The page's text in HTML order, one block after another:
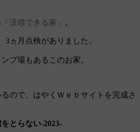
「没頭できる家」 。
3ヵ月点検がありました。
プ場もあるこのお家。
ので、はやくＷｅｂサイトを完成さ
とらない‐2023‐